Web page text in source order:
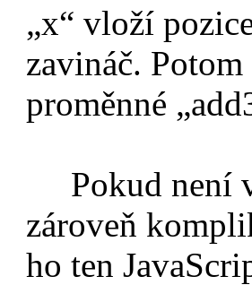
„x“ vloží
zavináč.
proměnné
Pokud není v
zároveň
ho ten